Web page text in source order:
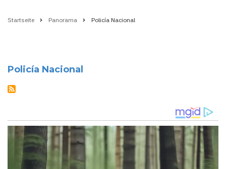
Startseite Panorama Policía Nacional
Policía Nacional